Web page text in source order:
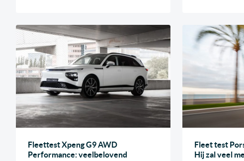
Fleettest Xpeng G9 AWD
Performance: veelbelovend
Fleet test
Hij zal veel